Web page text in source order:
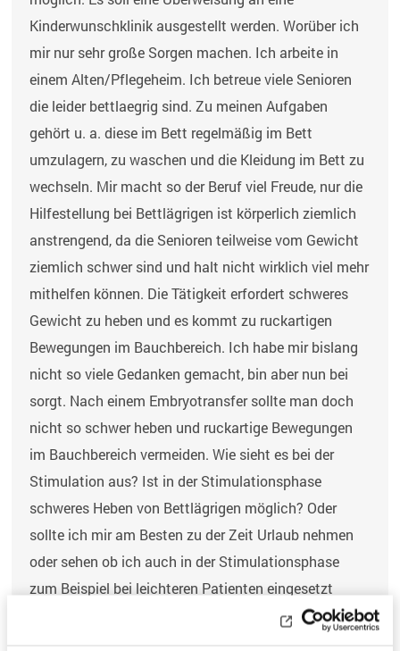
Kinderwunschklinik ausgestellt werden. Worüber ich
mir nur sehr große Sorgen machen. Ich arbeite in
einem Alten/Pflegeheim. Ich betreue viele Senioren
die leider bettlaegrig sind. Zu meinen Aufgaben
gehört u. a. diese im Bett regelmäßig im Bett
umzulagern, zu waschen und die Kleidung im Bett zu
wechseln. Mir macht so der Beruf viel Freude, nur die
Hilfestellung bei Bettlägrigen ist körperlich ziemlich
anstrengend, da die Senioren teilweise vom Gewicht
ziemlich schwer sind und halt nicht wirklich viel mehr
mithelfen können. Die Tätigkeit erfordert schweres
Gewicht zu heben und es kommt zu ruckartigen
Bewegungen im Bauchbereich. Ich habe mir bislang
nicht so viele Gedanken gemacht, bin aber nun bei
sorgt. Nach einem Embryotransfer sollte man doch
nicht so schwer heben und ruckartige Bewegungen
im Bauchbereich vermeiden. Wie sieht es bei der
Stimulation aus? Ist in der Stimulationsphase
schweres Heben von Bettlägrigen möglich? Oder
sollte ich mir am Besten zu der Zeit Urlaub nehmen
oder sehen ob ich auch in der Stimulationsphase
zum Beispiel bei leichteren Patienten eingesetzt